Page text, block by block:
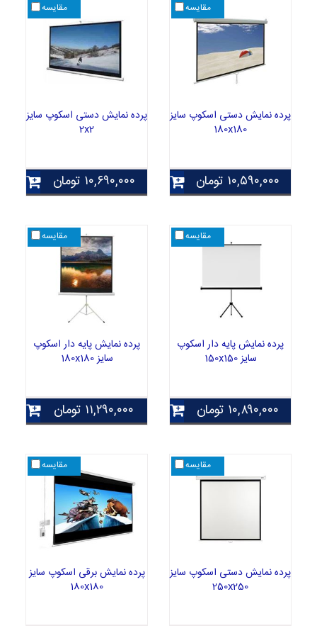
مقایسه
پرده نمایش دستی اسکوپ سایز
180x180
۱۰,۵۹۰,۰۰۰ تومان
مقایسه
پرده نمایش دستی اسکوپ سایز
2x2
۱۰,۶۹۰,۰۰۰ تومان
مقایسه
پرده نمایش پایه دار اسکوپ
سایز 150x150
۱۰,۸۹۰,۰۰۰ تومان
مقایسه
پرده نمایش پایه دار اسکوپ
سایز 180x180
۱۱,۲۹۰,۰۰۰ تومان
مقایسه
پرده نمایش دستی اسکوپ سایز
250x250
مقایسه
پرده نمایش برقی اسکوپ سایز
180x180